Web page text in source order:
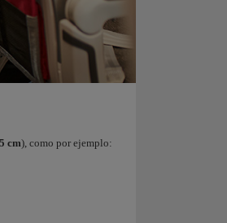
cm), como por ejemplo: